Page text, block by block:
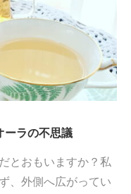
ーラの不思議
とおもいますか？私
、外側へ広がってい